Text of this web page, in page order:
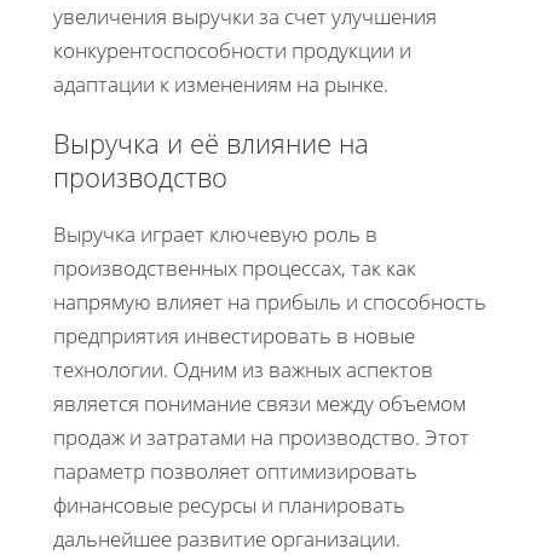
увеличения выручки за счет улучшения
конкурентоспособности продукции и
адаптации к изменениям на рынке.
Выручка и её влияние на
производство
Выручка играет ключевую роль в
производственных процессах, так как
напрямую влияет на прибыль и способность
предприятия инвестировать в новые
технологии. Одним из важных аспектов
является понимание связи между объемом
продаж и затратами на производство. Этот
параметр позволяет оптимизировать
финансовые ресурсы и планировать
дальнейшее развитие организации.